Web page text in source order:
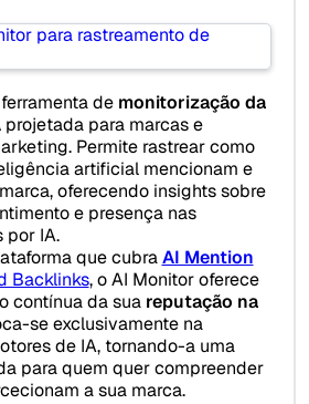
de monitorização da
projetada para marcas e
Permite rastrear como
artificial mencionam e
oferecendo insights sobre
e presença nas
por IA.
que cubraAI Mention
Backlinks, o AI Monitor oferece
contínua da sua reputação na
se exclusivamente na
de IA, tornando-a uma
para quem quer compreender
a sua marca.